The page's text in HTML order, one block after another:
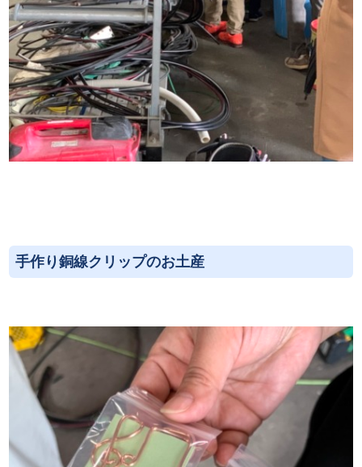
手作り銅線クリップのお土産